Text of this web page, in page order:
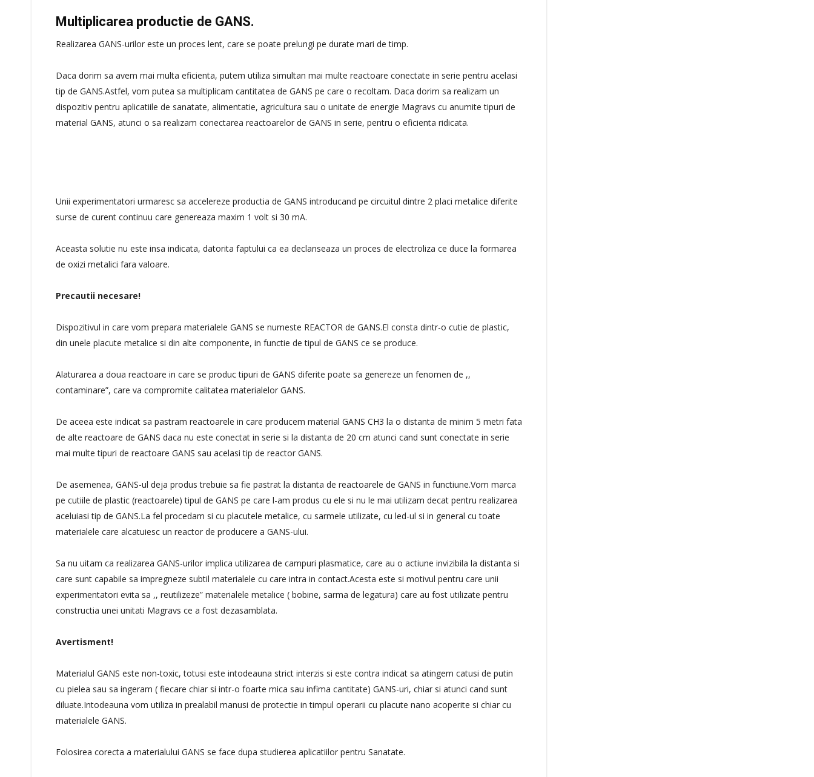
Multiplicarea productie de GANS.
Realizarea GANS-urilor este un proces lent, care se poate prelungi pe durate mari de timp.
Daca dorim sa avem mai multa eficienta, putem utiliza simultan mai multe reactoare conectate in serie pentru acelasi
tip de GANS.Astfel, vom putea sa multiplicam cantitatea de GANS pe care o recoltam. Daca dorim sa realizam un
dispozitiv pentru aplicatiile de sanatate, alimentatie, agricultura sau o unitate de energie Magravs cu anumite tipuri de
material GANS, atunci o sa realizam conectarea reactoarelor de GANS in serie, pentru o eficienta ridicata.
Unii experimentatori urmaresc sa accelereze productia de GANS introducand pe circuitul dintre 2 placi metalice diferite
surse de curent continuu care genereaza maxim 1 volt si 30 mA.
Aceasta solutie nu este insa indicata, datorita faptului ca ea declanseaza un proces de electroliza ce duce la formarea
de oxizi metalici fara valoare.
Precautii necesare!
Dispozitivul in care vom prepara materialele GANS se numeste REACTOR de GANS.El consta dintr-o cutie de plastic,
din unele placute metalice si din alte componente, in functie de tipul de GANS ce se produce.
Alaturarea a doua reactoare in care se produc tipuri de GANS diferite poate sa genereze un fenomen de ,,
contaminare”, care va compromite calitatea materialelor GANS.
De aceea este indicat sa pastram reactoarele in care producem material GANS CH3 la o distanta de minim 5 metri fata
de alte reactoare de GANS daca nu este conectat in serie si la distanta de 20 cm atunci cand sunt conectate in serie
mai multe tipuri de reactoare GANS sau acelasi tip de reactor GANS.
De asemenea, GANS-ul deja produs trebuie sa fie pastrat la distanta de reactoarele de GANS in functiune.Vom marca
pe cutiile de plastic (reactoarele) tipul de GANS pe care l-am produs cu ele si nu le mai utilizam decat pentru realizarea
aceluiasi tip de GANS.La fel procedam si cu placutele metalice, cu sarmele utilizate, cu led-ul si in general cu toate
materialele care alcatuiesc un reactor de producere a GANS-ului.
Sa nu uitam ca realizarea GANS-urilor implica utilizarea de campuri plasmatice, care au o actiune invizibila la distanta si
care sunt capabile sa impregneze subtil materialele cu care intra in contact.Acesta este si motivul pentru care unii
experimentatori evita sa ,, reutilizeze” materialele metalice ( bobine, sarma de legatura) care au fost utilizate pentru
constructia unei unitati Magravs ce a fost dezasamblata.
Avertisment!
Materialul GANS este non-toxic, totusi este intodeauna strict interzis si este contra indicat sa atingem catusi de putin
cu pielea sau sa ingeram ( fiecare chiar si intr-o foarte mica sau infima cantitate) GANS-uri, chiar si atunci cand sunt
diluate.Intodeauna vom utiliza in prealabil manusi de protectie in timpul operarii cu placute nano acoperite si chiar cu
materialele GANS.
Folosirea corecta a materialului GANS se face dupa studierea aplicatiilor pentru Sanatate.